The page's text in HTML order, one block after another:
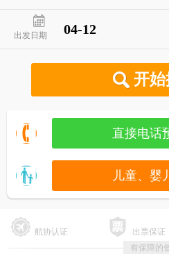
出发日期 04-12
开
直接电话
儿童、婴
航协认证 出票保证
有保障的